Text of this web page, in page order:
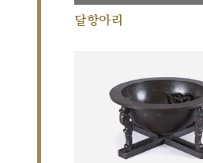
달항아리